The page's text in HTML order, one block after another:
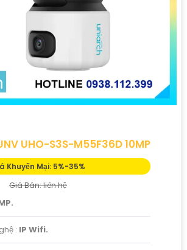
UHO-S3S-M55F36D 10MP
Khuyến Mại: 5%-35%
Giá Bán: liên hệ
: IP Wifi.